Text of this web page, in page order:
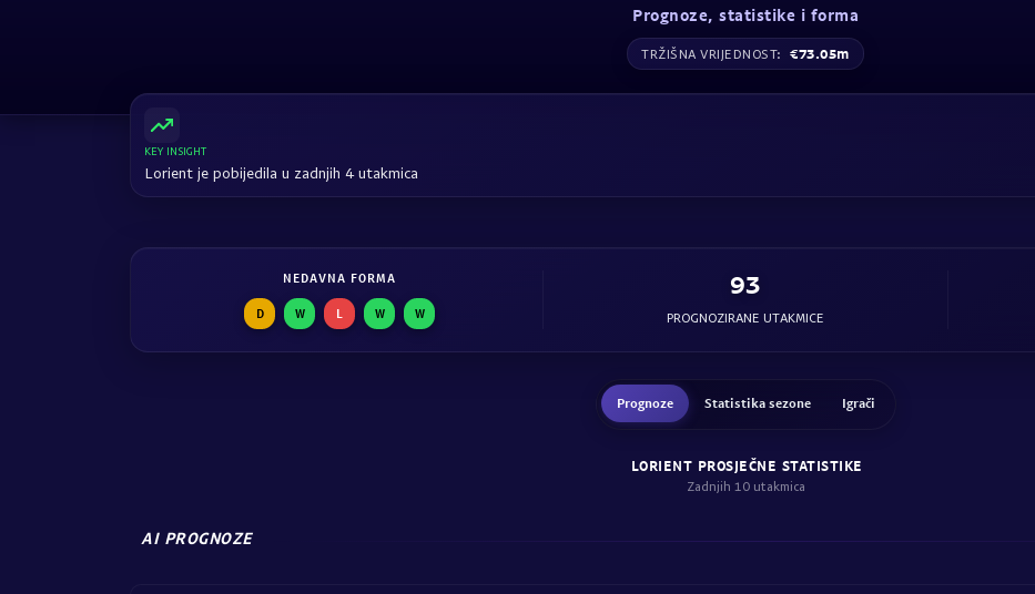
Prognoze, statistike i forma
TRŽIŠNA VRIJEDNOST: €73.05m
KEY INSIGHT
Lorient je pobijedila u zadnjih 4 utakmica
NEDAVNA FORMA
D W L W W
93
PROGNOZIRANE UTAKMICE
Prognoze Statistika sezone Igrači
LORIENT PROSJEČNE STATISTIKE
Zadnjih 10 utakmica
AI PROGNOZE